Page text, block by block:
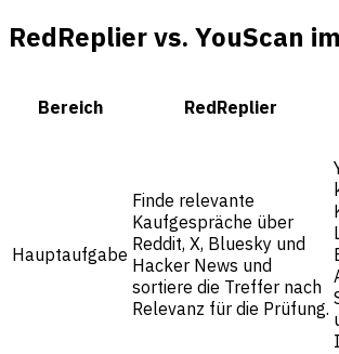
RedReplier vs. YouScan
Bereich RedReplier
Hauptaufgabe
Finde relevante
Kaufgespräche über
Reddit, X, Bluesky und
Hacker News und
sortiere die Treffer nach
Relevanz für die Prüfung.